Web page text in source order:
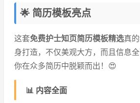
🌟 简历模板亮点
这套免费护士知页简历模板精选真
身打造，不仅美观大方，而且信息
你在众多简历中脱颖而出！😍
📊 内容全面